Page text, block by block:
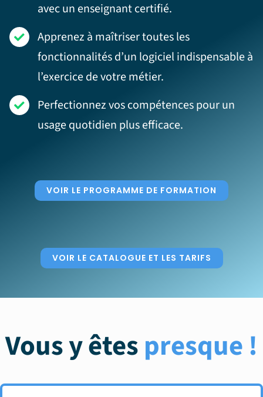
avec un enseignant certifié.
Apprenez à maîtriser toutes les
fonctionnalités d’un logiciel indispensable à
l’exercice de votre métier.
Perfectionnez vos compétences pour un
usage quotidien plus efficace.
VOIR LE PROGRAMME DE FORMATION
VOIR LE CATALOGUE ET LES TARIFS
Vous y êtespresque !